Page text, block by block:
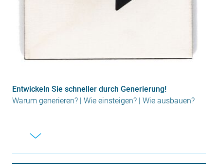
Entwickeln Sie schneller durch Generierung!
Warum generieren? | Wie einsteigen? | Wie ausbauen?